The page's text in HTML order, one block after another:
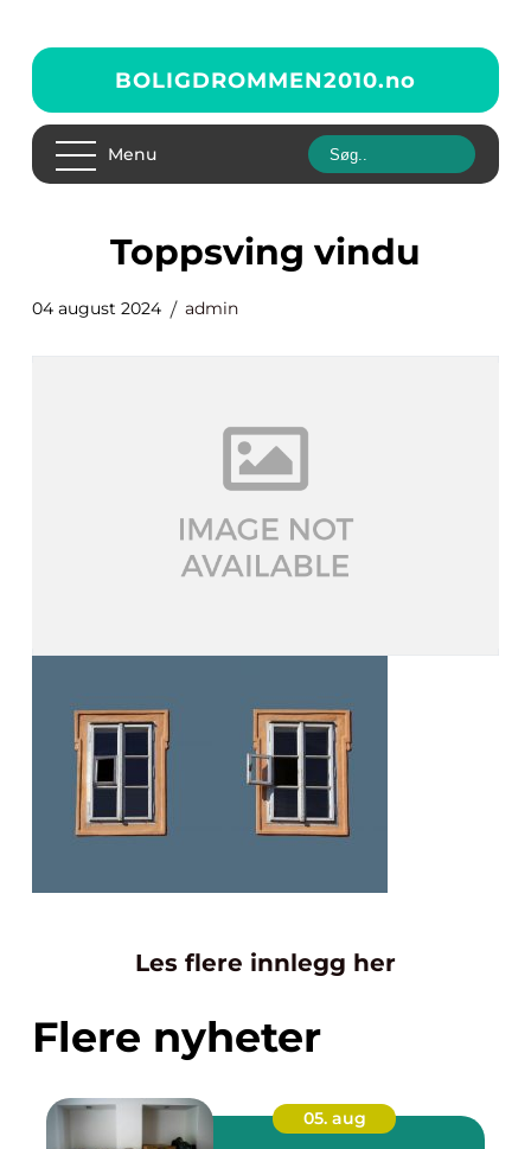
BOLIGDROMMEN2010.no
Menu
toppsving vindu
04 august 2024 admin
Les flere innlegg her
Flere nyheter
05. aug